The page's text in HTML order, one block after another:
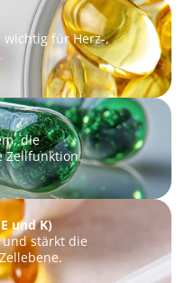
wichtig für Herz-,
die
Zellfunktion.
und K)
stärkt die